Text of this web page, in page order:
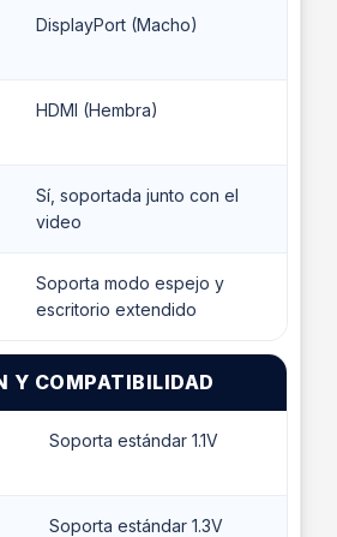
DisplayPort (Macho)
HDMI (Hembra)
Sí, soportada junto con el
video
Soporta modo espejo y
escritorio extendido
Y COMPATIBILIDAD
Soporta estándar 1.1V
Soporta estándar 1.3V